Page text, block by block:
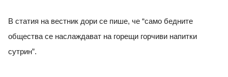
В статия на вестник дори се пише, че “само бедните
общества се наслаждават на горещи горчиви напитки
сутрин”.